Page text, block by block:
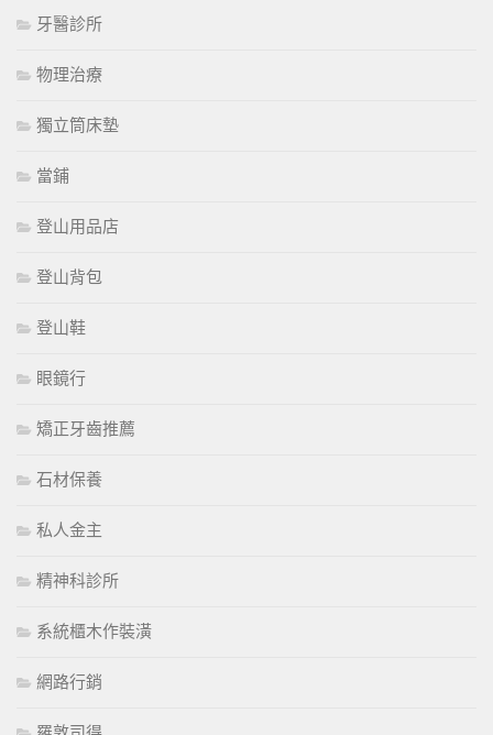
牙醫診所
物理治療
獨立筒床墊
當鋪
登山用品店
登山背包
登山鞋
眼鏡行
矯正牙齒推薦
石材保養
私人金主
精神科診所
系統櫃木作裝潢
網路行銷